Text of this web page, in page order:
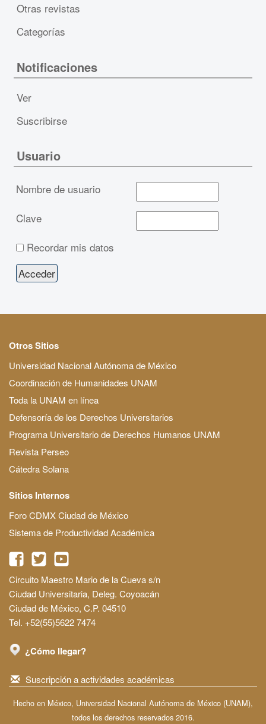
Otras revistas
Categorías
Notificaciones
Ver
Suscribirse
Usuario
Nombre de usuario
Clave
Recordar mis datos
Otros Sitios
Universidad Nacional Autónoma de México
Coordinación de Humanidades UNAM
Toda la UNAM en línea
Defensoría de los Derechos Universitarios
Programa Universitario de Derechos Humanos UNAM
Revista Perseo
Cátedra Solana
Sitios Internos
Foro CDMX Ciudad de México
Sistema de Productividad Académica
Circuito Maestro Mario de la Cueva s/n
Ciudad Universitaria, Deleg. Coyoacán
Ciudad de México, C.P. 04510
Tel. +52(55)5622 7474
¿Cómo llegar?
Suscripción a actividades académicas
Hecho en México, Universidad Nacional Autónoma de México (UNAM),
todos los derechos reservados 2016.